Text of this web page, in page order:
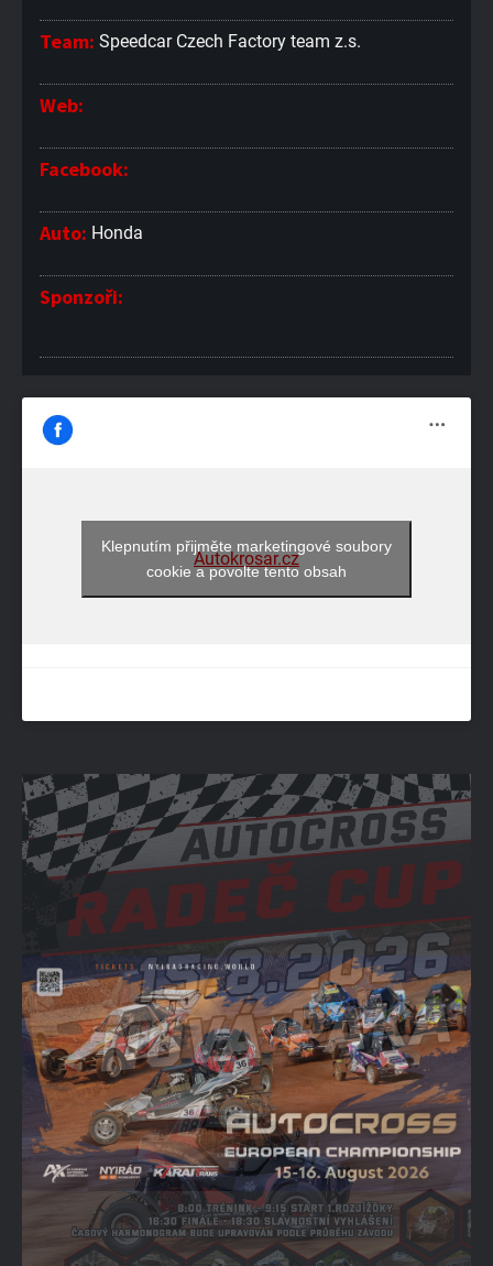
Team: Speedcar Czech Factory team z.s.
Web:
Facebook:
Auto: Honda
Sponzoři:
Autokrosar.cz
Klepnutím přijměte marketingové soubory
cookie a povolte tento obsah